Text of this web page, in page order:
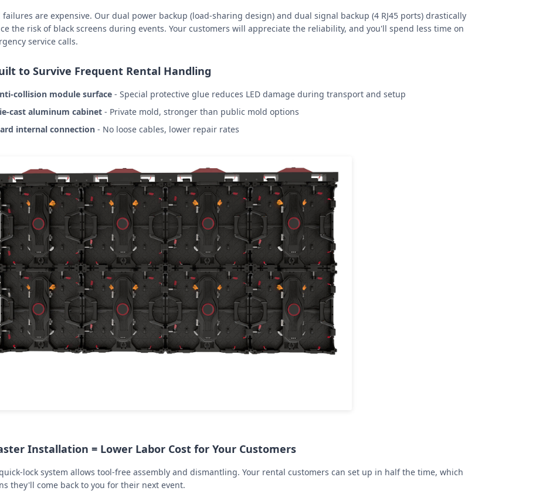
failures are expensive. Our dual power backup (load-sharing design) and dual signal backup (4 RJ45 ports) drastically
the risk of black screens during events. Your customers will appreciate the reliability, and you'll spend less time on
service calls.
to Survive Frequent Rental Handling
collision module surface - Special protective glue reduces LED damage during transport and setup
cast aluminum cabinet - Private mold, stronger than public mold options
internal connection - No loose cables, lower repair rates
Installation = Lower Labor Cost for Your Customers
lock system allows tool-free assembly and dismantling. Your rental customers can set up in half the time, which
they'll come back to you for their next event.